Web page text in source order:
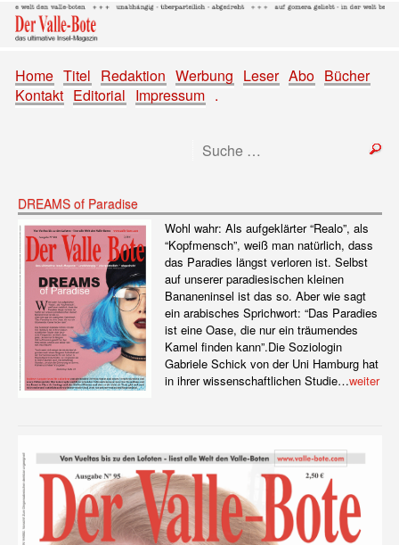
Home Titel Redaktion Werbung Leser Abo Bücher
Kontakt Editorial Impressum .
DREAMS of Paradise
Wohl wahr: Als aufgeklärter “Realo”, als
“Kopfmensch”, weiß man natürlich, dass
das Paradies längst verloren ist. Selbst
auf unserer paradiesischen kleinen
Bananeninsel ist das so. Aber wie sagt
ein arabisches Sprichwort: “Das Paradies
ist eine Oase, die nur ein träumendes
Kamel finden kann”.Die Soziologin
Gabriele Schick von der Uni Hamburg hat
in ihrer wissenschaftlichen Studie…weiter